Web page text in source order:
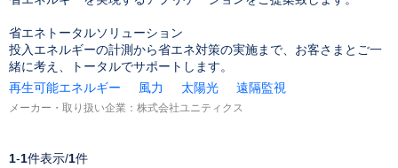
省エネトータルソリューション
投入エネルギーの計測から省エネ対策の実施まで、お客さまとご一
緒に考え、トータルでサポートします。
再生可能エネルギー
風力 太陽光 遠隔監視
メーカー・取り扱い企業： 株式会社ユニティクス
1-1件表示/1件